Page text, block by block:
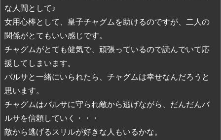
な人間として♪
女用心棒として、皇子チャグムを助けるのですが、二人の
関係がとてもいい感じです。
チャグムがとても健気で、頑張っているので読んでいて応
援してしまいます。
バルサと一緒にいられたら、チャグムは幸せなんだろうと
思います。
チャグムはバルサに守られ敵から逃げながら、だんだんバ
ルサを信頼していく・・・
敵から逃げるスリルが好きな人もいるかな。